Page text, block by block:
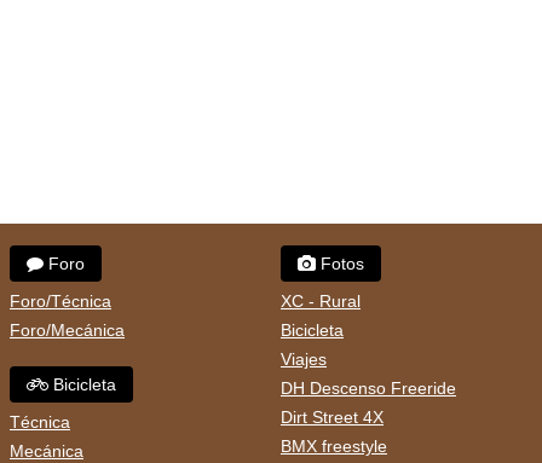
Foro
Foro/Técnica
Foro/Mecánica
Bicicleta
Técnica
Mecánica
Fotos
XC - Rural
Bicicleta
Viajes
DH Descenso Freeride
Dirt Street 4X
BMX freestyle